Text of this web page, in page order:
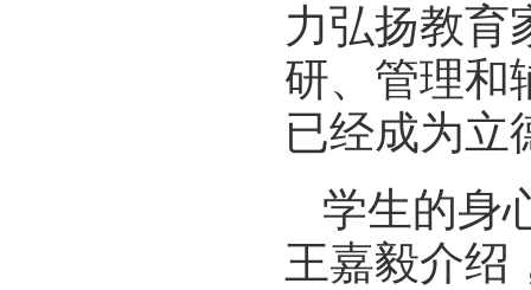
力弘扬教育
研、管理和
已经成为立
学生的身
王嘉毅介绍